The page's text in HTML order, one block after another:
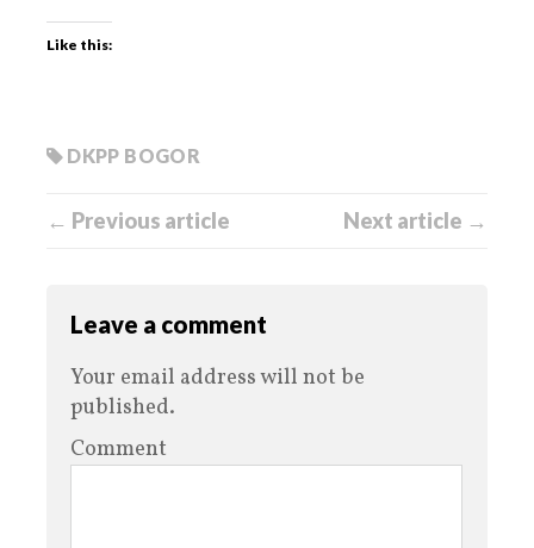
Like this:
DKPP BOGOR
← Previous article Next article →
Leave a comment
Your email address will not be
published.
Comment